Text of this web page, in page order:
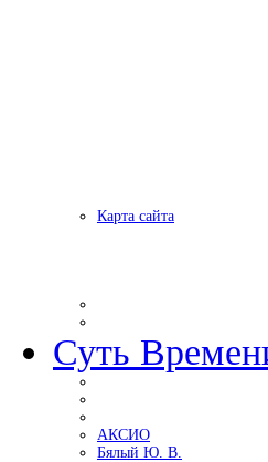
Карта сайта
Суть
АКСИО
Бялый Ю. В.